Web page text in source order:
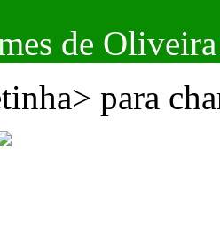
de Oliveira
para